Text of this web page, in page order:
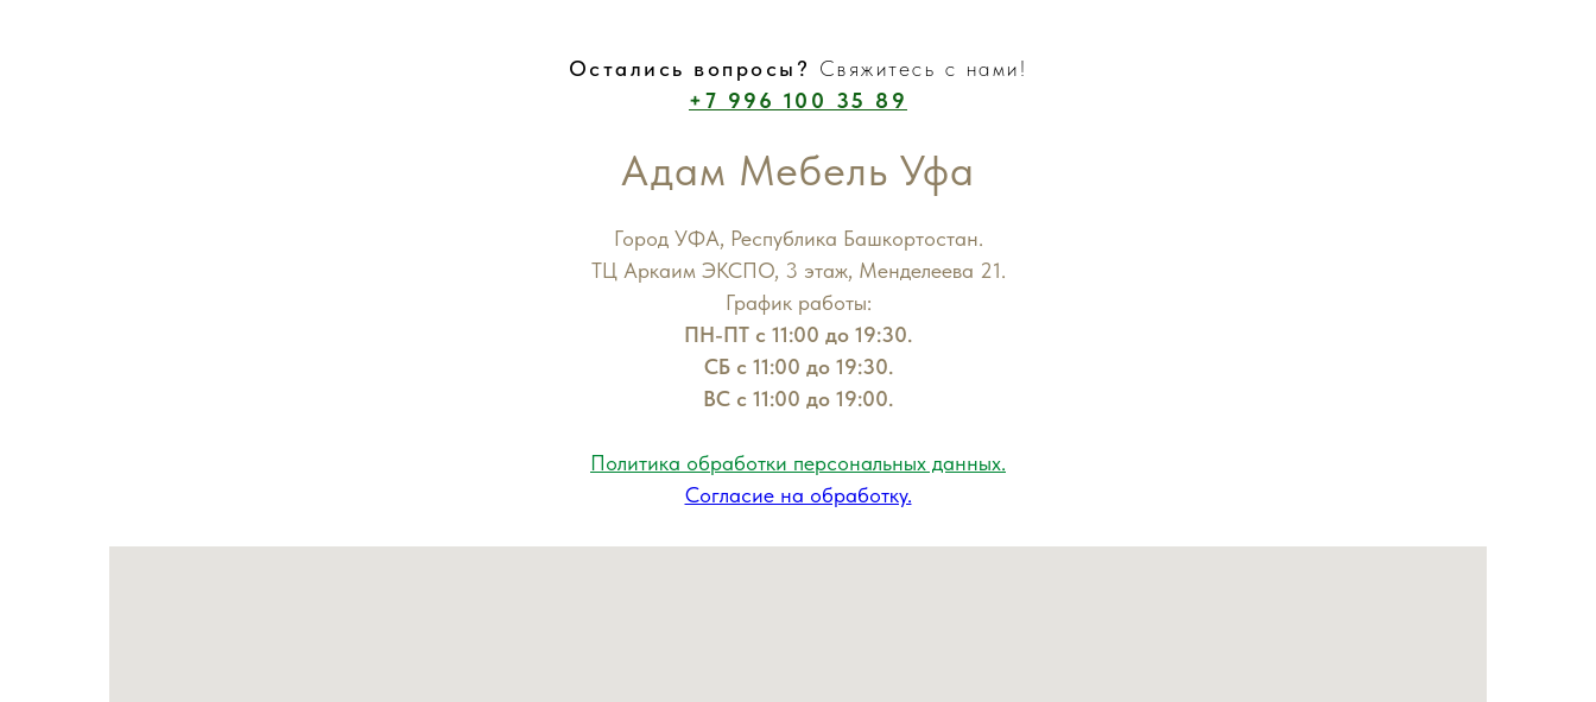
Остались вопросы? Свяжитесь с нами!
+7 996 100 35 89
Адам Мебель Уфа
Город УФА, Республика Башкортостан.
ТЦ Аркаим ЭКСПО, 3 этаж, Менделеева 21.
График работы:
ПН-ПТ с 11:00 до 19:30.
СБ с 11:00 до 19:30.
ВС с 11:00 до 19:00.
Политика обработки персональных данных.
Согласие на обработку.